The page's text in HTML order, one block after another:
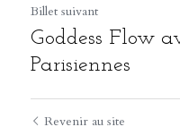
Billet suivant
Goddess Flow
Parisiennes
Revenir au site